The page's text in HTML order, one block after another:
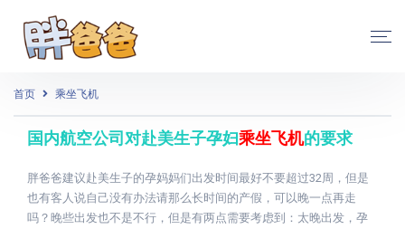
首页 乘坐飞机
国内航空公司对赴美生子孕妇乘坐飞机的要求
胖爸爸建议赴美生子的孕妈妈们出发时间最好不要超过32周，但是
也有客人说自己没有办法请那么长时间的产假，可以晚一点再走
吗？晚些出发也不是不行，但是有两点需要考虑到：太晚出发，孕